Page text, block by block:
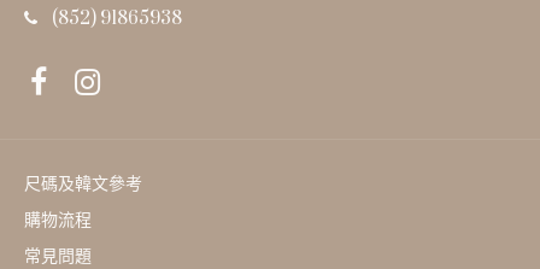
(852) 91865938
尺碼及韓文參考
購物流程
常見問題